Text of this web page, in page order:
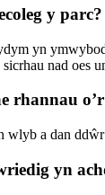
y parc?
yn
nad
rhannau
wlyb a dan
yn